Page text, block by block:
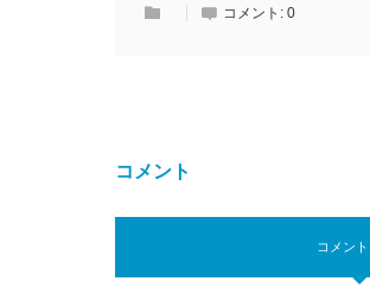
コメント: 0
コメント
コメン